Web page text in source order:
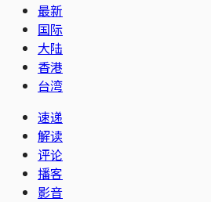
最新
国际
大陆
香港
台湾
速递
解读
评论
播客
影音